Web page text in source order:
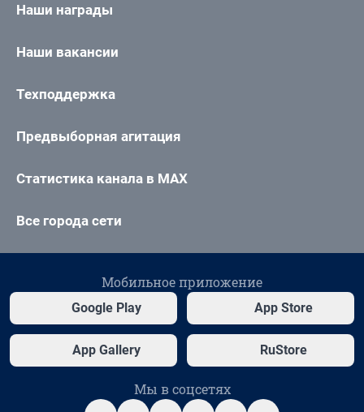
Наши награды
Наши вакансии
Техподдержка
Предвыборная агитация
Статистика канала в MAX
Все города сети
Мобильное приложение
Google Play App Store
App Gallery RuStore
Мы в соцсетях